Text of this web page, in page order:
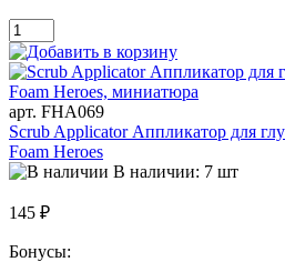
арт. FHA069
Scrub Applicator Аппликатор для
Foam Heroes
В наличии: 7 шт
145 ₽
Бонусы: